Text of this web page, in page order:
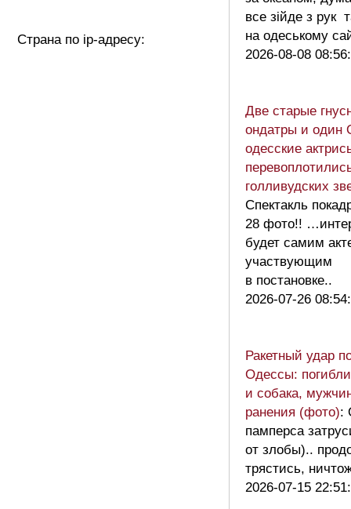
Страна по ip-адресу:
все зійде з рук
на одеському
2026-08-08
Две старые
ондатры и один
одесские
голливудских
Спектакль
28 фото!!
будет самим
участвующим
в постановке..
2026-07-26
Ракетный удар
Одессы:
и собака,
ранения (фото):
памперса
от злобы)..
трястись,
2026-07-15